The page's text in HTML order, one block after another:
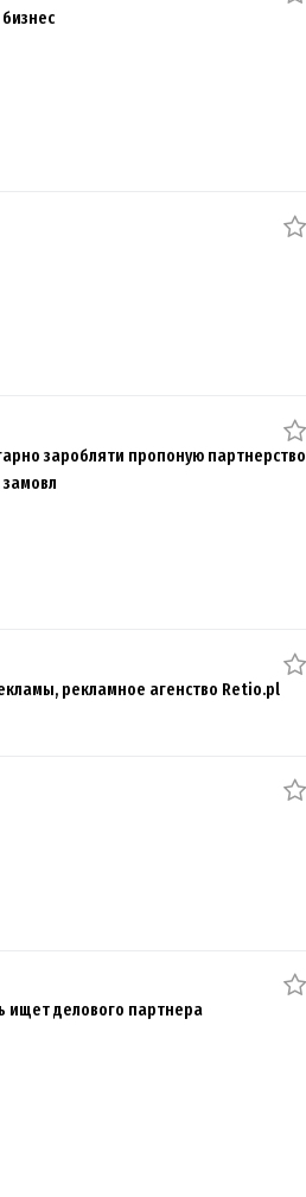
заробляти пропоную партнерство
рекламное агенство Retio.pl
ищет делового партнера